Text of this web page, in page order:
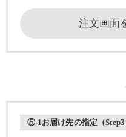
注文画面
⑤-1お届け先の指定（Step3